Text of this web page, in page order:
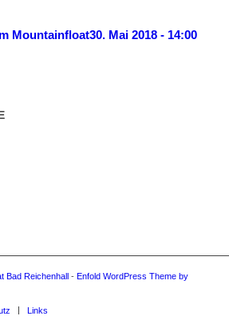
Mountainfloat30. Mai 2018 - 14:00
Bad Reichenhall - Enfold WordPress Theme by
Links